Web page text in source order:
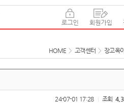
HOME > 고객센터 > 장고옥
24-07-01 17:28 조회